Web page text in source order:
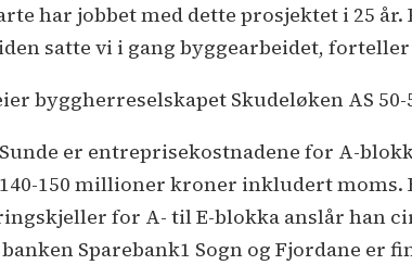
har jobbet med dette prosjektet i 25
satte vi i gang byggearbeidet, forteller
byggherreselskapet Skudeløken AS 50-
er entreprisekostnadene for A-
150 millioner kroner inkludert moms.
for A- til E-blokka anslår han
Sparebank1 Sogn og Fjordane er